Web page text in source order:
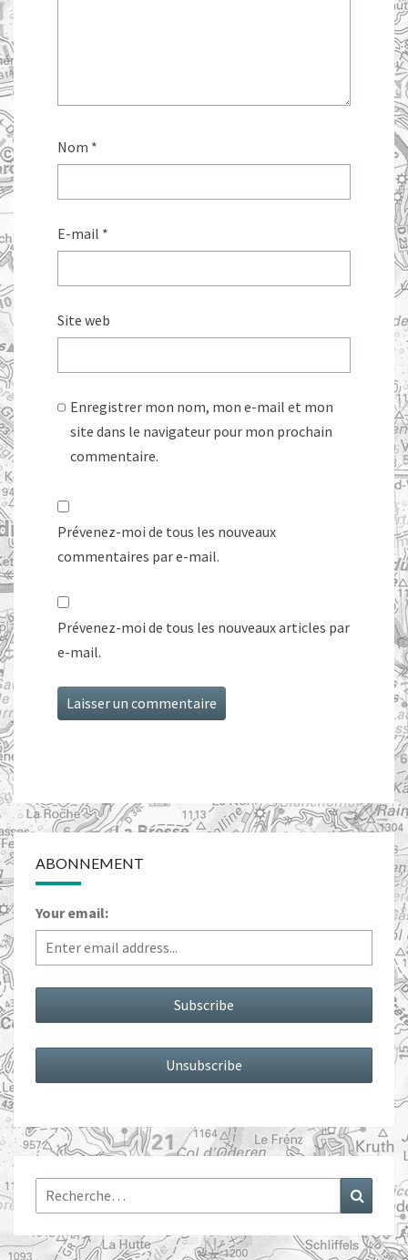
Nom *
E-mail *
Site web
Enregistrer mon nom, mon e-mail et mon
site dans le navigateur pour mon prochain
commentaire.
Prévenez-moi de tous les nouveaux
commentaires par e-mail.
Prévenez-moi de tous les nouveaux articles par
e-mail.
ABONNEMENT
Your email:
Rechercher :